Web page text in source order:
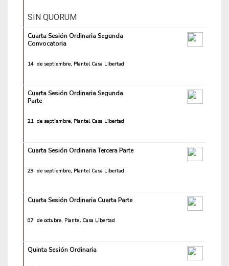
SIN QUORUM
Cuarta Sesión Ordinaria Segunda
Convocatoria
14 de septiembre, Plantel Casa Libertad
Cuarta Sesión Ordinaria Segunda
Parte
21 de septiembre, Plantel Casa Libertad
Cuarta Sesión Ordinaria Tercera Parte
29 de septiembre, Plantel Casa Libertad
Cuarta Sesión Ordinaria Cuarta Parte
07 de octubre, Plantel Casa Libertad
Quinta Sesión Ordinaria